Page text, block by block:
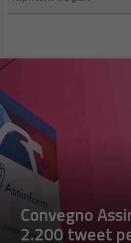
Convegno
2.200 tweet
l’Italia può
DA FRANCESCO MARINO| 3 LUG 2015